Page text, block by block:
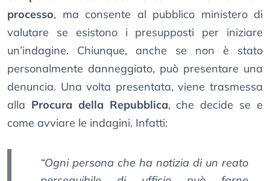
processo, ma consente al pubblico ministero di
valutare se esistono i presupposti per iniziare
un’indagine. Chiunque, anche se non è stato
personalmente danneggiato, può presentare una
denuncia. Una volta presentata, viene trasmessa
alla Procura della Repubblica, che decide se e
come avviare le indagini. Infatti:
“Ogni persona che ha notizia di un reato